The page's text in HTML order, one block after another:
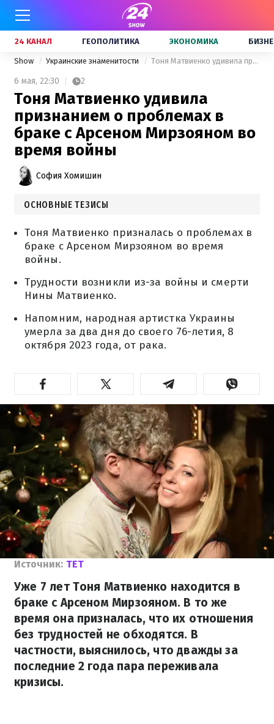
24 КАНАЛ ГЕОПОЛИТИКА ЭКОНОМИКА
Show Украинские знаменитости Тоня Матвиенко удивила признанием о проблемах в браке с Арсеном Мирзояном во время войны
6 мая, 22:30 2
Тоня Матвиенко удивила
признанием о проблемах в
браке с Арсеном Мирзояном во
время войны
София Хомишин
ОСНОВНЫЕ ТЕЗИСЫ
Тоня Матвиенко призналась о проблемах в
браке с Арсеном Мирзояном во время
войны.
Трудности возникли из-за войны и смерти
Нины Матвиенко.
Напомним, народная артистка Украины
умерла за два дня до своего 76-летия, 8
октября 2023 года, от рака.
Источник: ТЕТ
Уже 7 лет Тоня Матвиенко находится в
браке с Арсеном Мирзояном. В то же
время она призналась, что их отношения
без трудностей не обходятся. В
частности, выяснилось, что дважды за
последние 2 года пара переживала
кризисы.